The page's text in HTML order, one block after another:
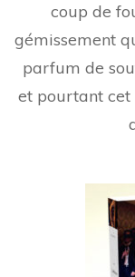
coup de
gémissement
parfum de
et pourtant cet